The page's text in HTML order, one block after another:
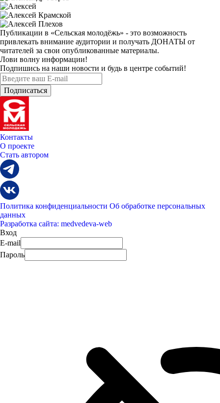
Публикации в «Сельская молодёжь» - это возможность
привлекать внимание аудитории и получать ДОНАТЫ от
читателей за свои опубликованные материалы.
Лови волну информации!
Подпишись на наши новости и будь в центре событий!
Контакты
О проекте
Стать автором
Политика конфиденциальности Об обработке персональных
данных
Разработка сайта: medvedeva-web
Вход
E-mail
Пароль